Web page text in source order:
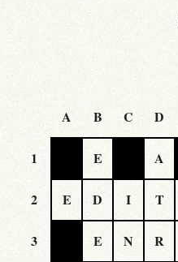
A B C D
1 E A
2 E D I T
3 E N R